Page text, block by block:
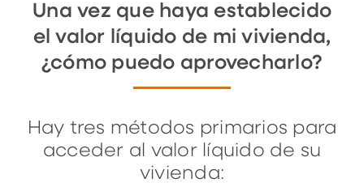
Una vez que haya establecido
el valor líquido de mi vivienda,
¿cómo puedo aprovecharlo?
Hay tres métodos primarios para
acceder al valor líquido de su
vivienda: